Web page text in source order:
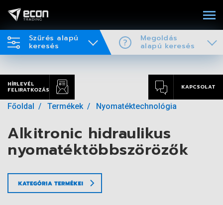
Szűrés alapú
keresés
Megoldás
alapú keresés
HÍRLEVÉL
FELIRATKOZÁS
KAPCSOLAT
Főoldal Termékek Nyomatéktechnológia
Alkitronic hidraulikus
nyomatéktöbbszörözők